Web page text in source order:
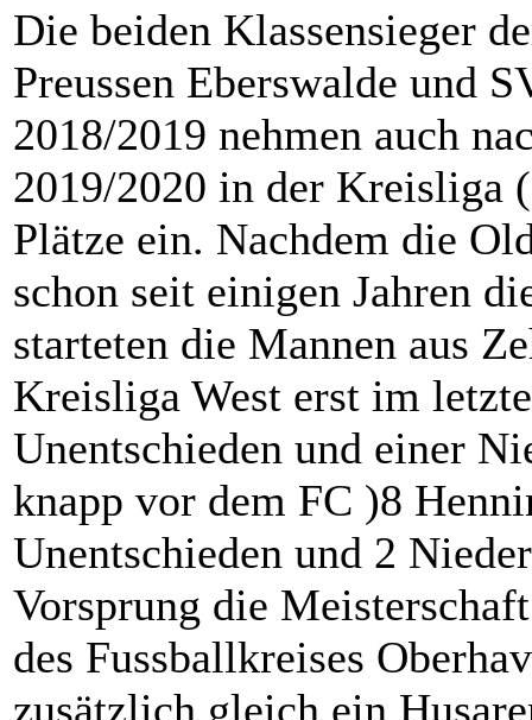
Die beiden Klassensieger
Preussen Eberswalde und
2018/2019 nehmen auch
2019/2020 in der Kreisliga
Plätze ein. Nachdem die
schon seit einigen Jahren
starteten die Mannen aus
Kreisliga West erst im
Unentschieden und einer
knapp vor dem FC )8
Unentschieden und 2
Vorsprung die
des Fussballkreises
zusätzlich gleich ein